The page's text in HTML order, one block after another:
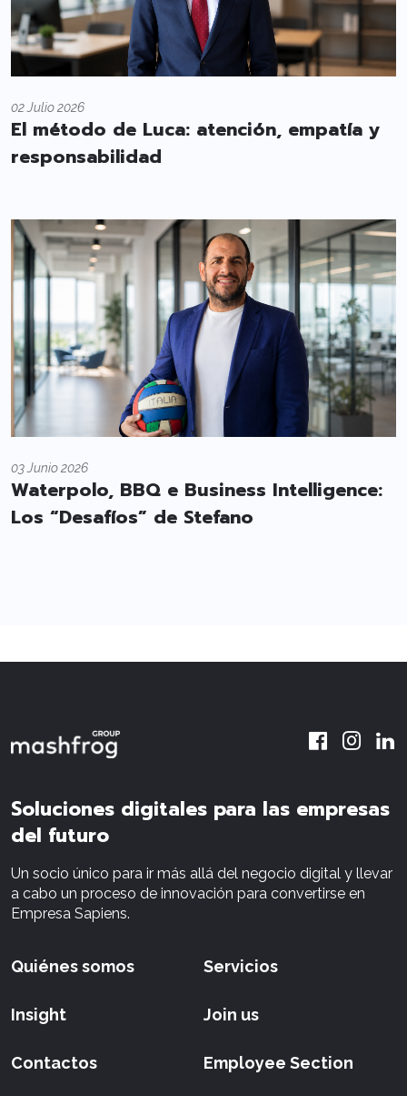
02 Julio 2026
El método de Luca: atención, empatía y
responsabilidad
03 Junio 2026
Waterpolo, BBQ e Business Intelligence:
Los “Desafíos” de Stefano
Soluciones digitales para las empresas
del futuro
Un socio único para ir más allá del negocio digital y llevar
a cabo un proceso de innovación para convertirse en
Empresa Sapiens.
Quiénes somos Servicios
Insight Join us
Contactos Employee Section